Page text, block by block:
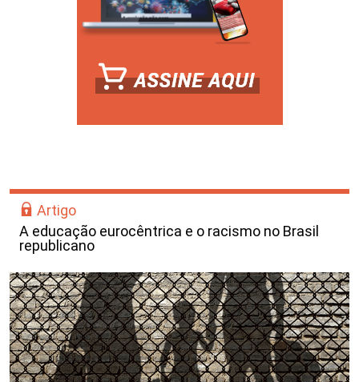
Artigo
A educação eurocêntrica e o racismo no Brasil
republicano